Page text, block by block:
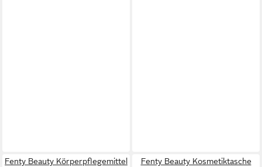
Fenty Beauty Körperpflegemittel
Fenty Beauty Kosmetiktasche